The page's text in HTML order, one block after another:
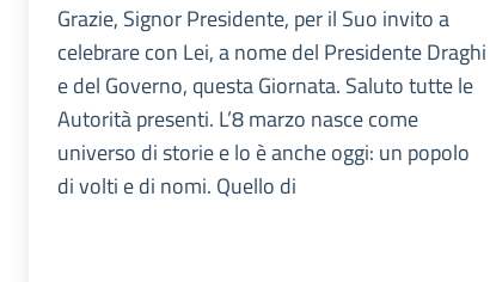
Grazie, Signor Presidente, per il Suo invito a
celebrare con Lei, a nome del Presidente Draghi
e del Governo, questa Giornata. Saluto tutte le
Autorità presenti. L’8 marzo nasce come
universo di storie e lo è anche oggi: un popolo
di volti e di nomi. Quello di